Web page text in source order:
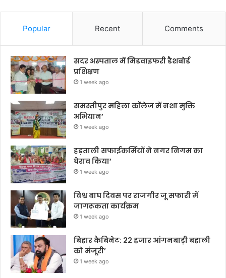
Popular Recent Comments
सदर अस्पताल में मिडवाइफरी डैशबोर्ड
प्रशिक्षण
1 week ago
समस्तीपुर महिला कॉलेज में नशा मुक्ति
अभियान’
1 week ago
हड़ताली सफाईकर्मियों ने नगर निगम का
घेराव किया’
1 week ago
विश्व बाघ दिवस पर राजगीर जू सफारी में
जागरूकता कार्यक्रम
1 week ago
बिहार कैबिनेट: 22 हजार आंगनबाड़ी बहाली
को मंजूरी’
1 week ago